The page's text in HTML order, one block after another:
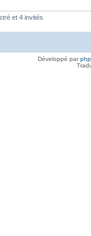
et 4 invités
Développé par